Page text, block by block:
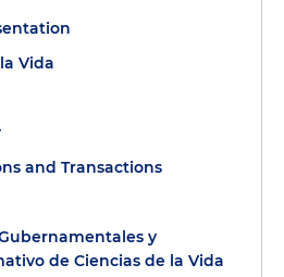
Vida
and Transactions
y
de Ciencias de la Vida